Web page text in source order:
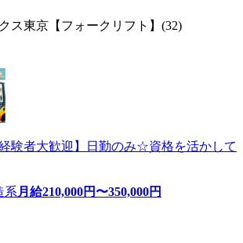
ス東京【フォークリフト】(32)
験者大歓迎】日勤のみ☆資格を活かして
系 月給210,000円〜350,000円